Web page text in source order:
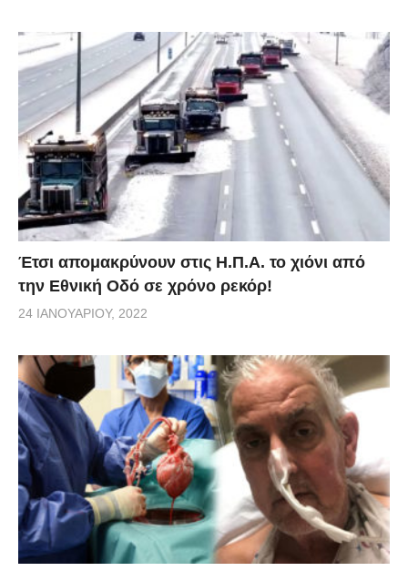
Έτσι απομακρύνουν στις Η.Π.Α. το χιόνι από
την Εθνική Οδό σε χρόνο ρεκόρ!
24 ΙΑΝΟΥΑΡΊΟΥ, 2022